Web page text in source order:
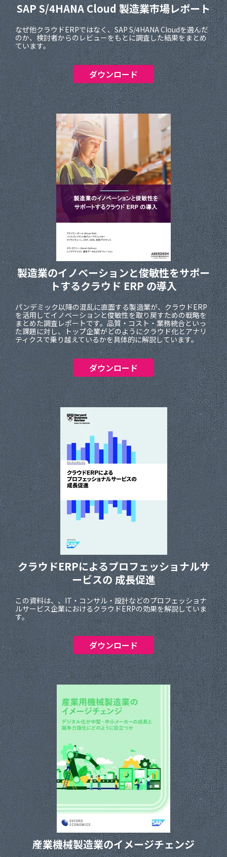
SAP S/4HANA Cloud 製造業市場レポート
なぜ他クラウドERPではなく、SAP S/4HANA Cloudを選んだ
のか、検討者からのレビューをもとに調査した結果をまとめ
ています。
ダウンロード
製造業のイノベーションと俊敏性をサポー
トするクラウド ERP の導入
パンデミック以降の混乱に直面する製造業が、クラウドERP
を活用してイノベーションと俊敏性を取り戻すための戦略を
まとめた調査レポートです。品質・コスト・業務統合といっ
た課題に対し、トップ企業がどのようにクラウド化とアナリ
ティクスで乗り越えているかを具体的に解説しています。
ダウンロード
クラウドERPによるプロフェッショナルサ
ービスの成長促進
この資料は、、IT・コンサル・設計などのプロフェッショナ
ルサービス企業におけるクラウドERPの効果を解説していま
す。
ダウンロード
産業機械製造業のイメージチェンジ